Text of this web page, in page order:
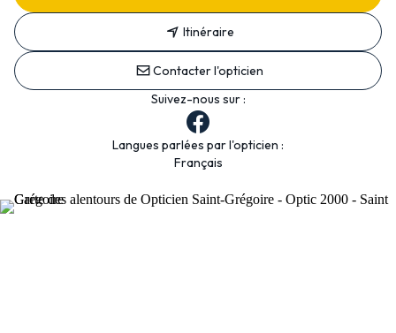
Itinéraire
Contacter l'opticien
Suivez-nous sur :
Langues parlées par l'opticien :
Français